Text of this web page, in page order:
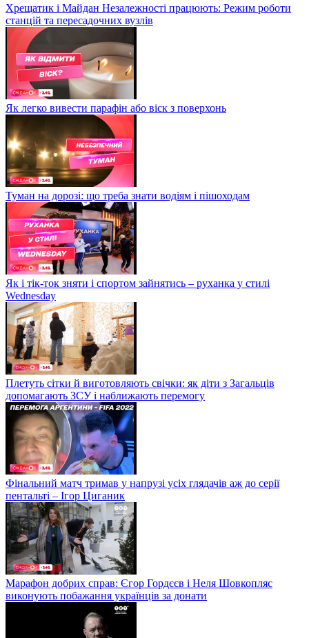
Хрещатик і Майдан Незалежності працюють: Режим роботи
станцій та пересадочних вузлів
Як легко вивести парафін або віск з поверхонь
Туман на дорозі: що треба знати водіям і пішоходам
Як і тік-ток зняти і спортом зайнятись – руханка у стилі
Wednesday
Плетуть сітки й виготовляють свічки: як діти з Загальців
допомагають ЗСУ і наближають перемогу
Фінальний матч тримав у напрузі усіх глядачів аж до серії
пентальті – Ігор Циганик
Марафон добрих справ: Єгор Гордєєв і Неля Шовкопляс
виконують побажання українців за донати